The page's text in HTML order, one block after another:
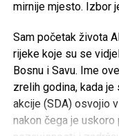
—
mirnije mjesto. Izbor
Sam početak života
rijeke koje su se
Bosnu i Savu. Ime
zrelih godina, kada
akcije (SDA) osvojio
nakon čega je